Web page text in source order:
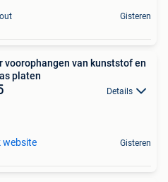
Gisteren
voorophangen van kunststof en
platen
Details
website Gisteren